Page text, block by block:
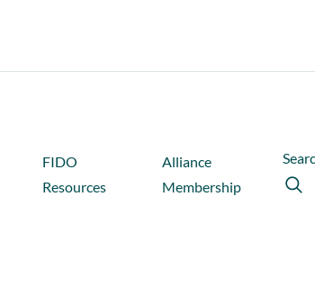
FIDO
Resources
Alliance
Membership